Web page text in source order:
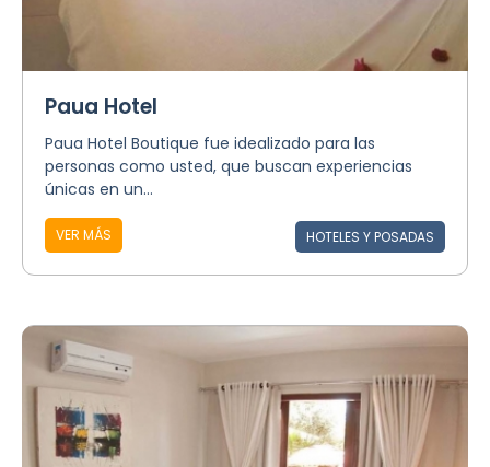
Paua Hotel
Paua Hotel Boutique fue idealizado para las
personas como usted, que buscan experiencias
únicas en un...
VER MÁS HOTELES Y POSADAS